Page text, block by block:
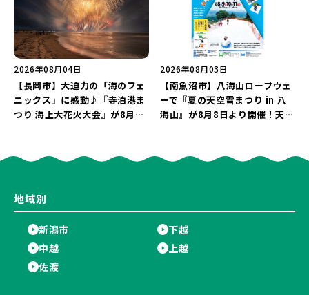
2026年08月04日
【長岡市】大迫力の「海のフェ
ニックス」に感動♪『寺泊港ま
つり 海上大花火大会』が8月7
2026年08月03日
【南魚沼市】八海山ロープウェ
ーで『夏の天空雪まつり in 八
海山』が8月8日より開催！天然
地域別
新潟市
下越
中越
上越
佐渡